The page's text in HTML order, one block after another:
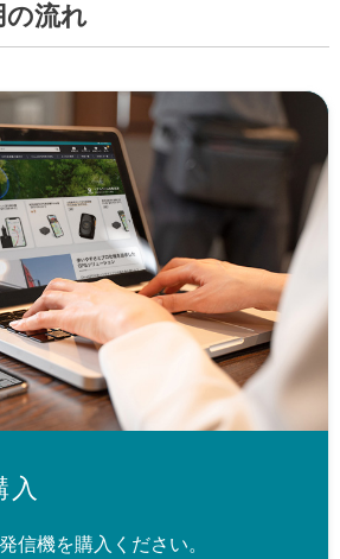
の流れ
入
信機を購入ください。